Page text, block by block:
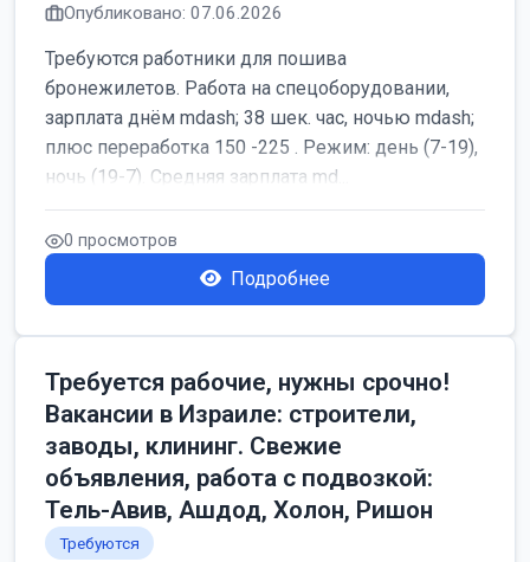
Опубликовано: 07.06.2026
Требуются работники для пошива
бронежилетов. Работа на спецоборудовании,
зарплата днём mdash; 38 шек. час, ночью mdash;
плюс переработка 150 -225 . Режим: день (7-19),
ночь (19-7). Средняя зарплата md...
0 просмотров
Подробнее
Требуется рабочие, нужны срочно!
Вакансии в Израиле: строители,
заводы, клининг. Свежие
объявления, работа с подвозкой:
Тель-Авив, Ашдод, Холон, Ришон
Требуются